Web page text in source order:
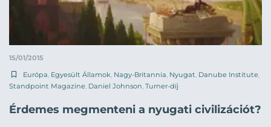
15/01/2015
Európa, Egyesült Államok, Nagy-Britannia, Nyugat, Danube Institute,
Standpoint Magazine, Daniel Johnson, Turner-díj
Érdemes megmenteni a nyugati civilizációt?